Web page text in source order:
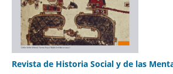
Revista de Historia Social y de las